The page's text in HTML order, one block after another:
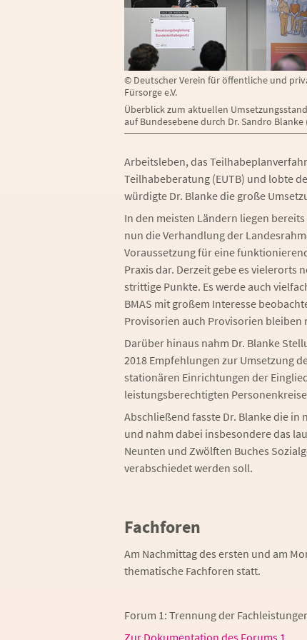
© Deutscher Verein für öffentliche und
Fürsorge e.V.
Überblick zum aktuellen Umsetzungsstand
auf Bundesebene durch Dr. Sandro Blanke
Arbeitsleben, das
Teilhabeberatung (EUTB) und lobte
würdigte Dr. Blanke die große
In den meisten Ländern liegen
nun die Verhandlung der
Voraussetzung für eine
Praxis dar. Derzeit gebe es vielerorts
strittige Punkte. Es werde auch
BMAS mit großem Interesse
Provisorien auch Provisorien bleiben
Darüber hinaus nahm Dr. Blanke
2018 Empfehlungen zur Umsetzung
stationären Einrichtungen der
leistungsberechtigten
Abschließend fasste Dr. Blanke die
und nahm dabei insbesondere das
Neunten und Zwölften Buches
verabschiedet werden soll.
Fachforen
Am Nachmittag des ersten und am
thematische Fachforen statt.
Forum 1: Trennung der
Zur Dokumentation des Forums 1